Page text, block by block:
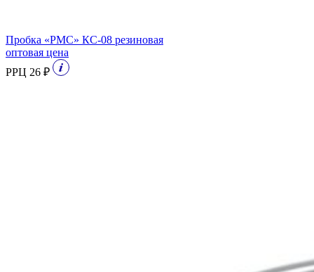
Пробка «РМС» КС-08 резиновая
оптовая цена
РРЦ 26 ₽